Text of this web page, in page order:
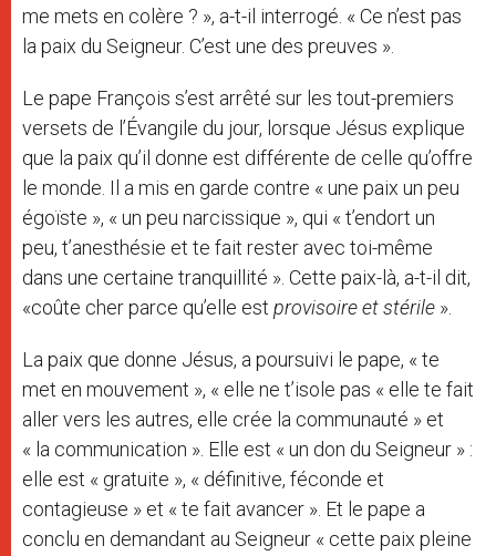
me mets en colère ? », a-t-il interrogé. « Ce n’est pas
la paix du Seigneur. C’est une des preuves ».
Le pape François s’est arrêté sur les tout-premiers
versets de l’Évangile du jour, lorsque Jésus explique
que la paix qu’il donne est différente de celle qu’offre
le monde. Il a mis en garde contre « une paix un peu
égoïste », « un peu narcissique », qui « t’endort un
peu, t’anesthésie et te fait rester avec toi-même
dans une certaine tranquillité ». Cette paix-là, a-t-il dit,
«coûte cher parce qu’elle est provisoire et stérile ».
La paix que donne Jésus, a poursuivi le pape, « te
met en mouvement », « elle ne t’isole pas « elle te fait
aller vers les autres, elle crée la communauté » et
« la communication ». Elle est « un don du Seigneur » :
elle est « gratuite », « définitive, féconde et
contagieuse » et « te fait avancer ». Et le pape a
conclu en demandant au Seigneur « cette paix pleine